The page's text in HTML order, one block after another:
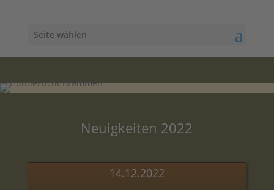
Seite wählen
Neuigkeiten 2022
14.12.2022